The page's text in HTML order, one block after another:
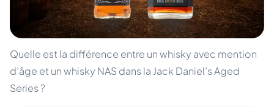
Quelle est la différence entre un whisky avec mention
d’âge et un whisky NAS dans la Jack Daniel’s Aged
Series ?